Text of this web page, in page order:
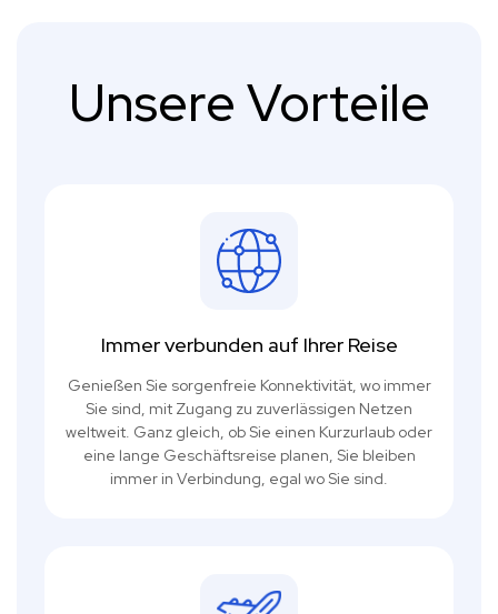
Unsere Vorteile
Immer verbunden auf Ihrer Reise
Genießen Sie sorgenfreie Konnektivität, wo immer
Sie sind, mit Zugang zu zuverlässigen Netzen
weltweit. Ganz gleich, ob Sie einen Kurzurlaub oder
eine lange Geschäftsreise planen, Sie bleiben
immer in Verbindung, egal wo Sie sind.